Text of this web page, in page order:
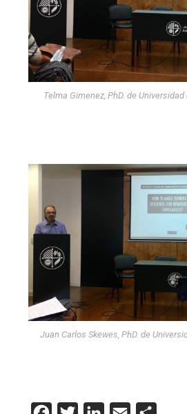
Telma Gimenez, PhD. de
Juan Carlos Skewes, PhD. de